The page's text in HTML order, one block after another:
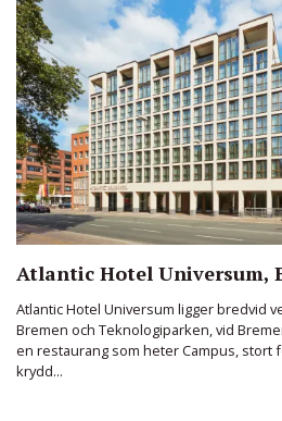
Atlantic Hotel Universum,
Atlantic Hotel Universum ligger bredvid
Bremen och Teknologiparken, vid
en restaurang som heter Campus, stort
krydd...